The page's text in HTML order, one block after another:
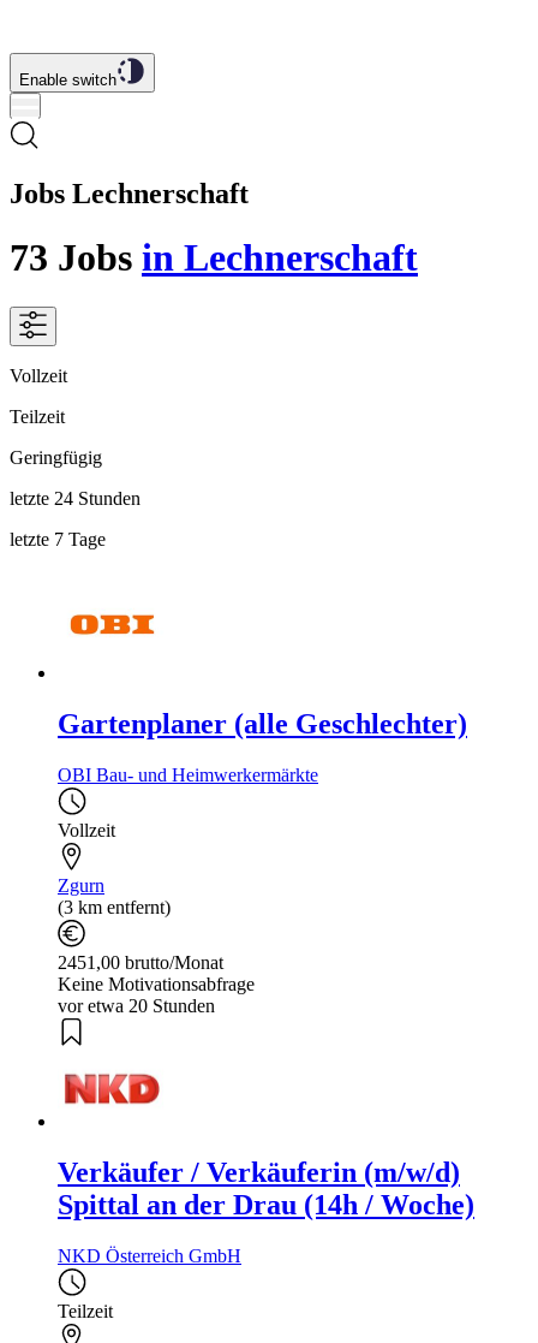
Enable switch
Jobs Lechnerschaft
73 Jobs in Lechnerschaft
Vollzeit
Teilzeit
Geringfügig
letzte 24 Stunden
letzte 7 Tage
Gartenplaner (alle Geschlechter)
OBI Bau- und Heimwerkermärkte
Vollzeit
Zgurn
(3 km entfernt)
2451,00 brutto/Monat
Keine Motivationsabfrage
vor etwa 20 Stunden
Verkäufer / Verkäuferin (m/w/d)
Spittal an der Drau (14h / Woche)
NKD Österreich GmbH
Teilzeit